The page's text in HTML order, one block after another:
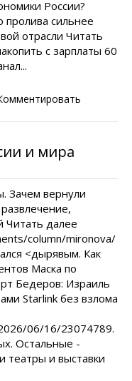
России?
пролива сильнее
отрасли Читать
с зарплаты 60
и мира
Зачем вернули
Читать далее
column/mironova/
<дырявым. Как
Маска по
Бедеров: Израиль
Starlink без взлома
06/16/23074789.
Остальные -
театры и выставки